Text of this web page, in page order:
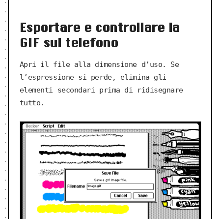
Esportare e controllare la
GIF sul telefono
Apri il file alla dimensione d’uso. Se
l’espressione si perde, elimina gli
elementi secondari prima di ridisegnare
tutto.